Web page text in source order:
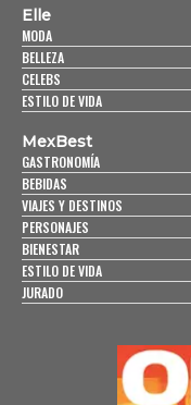
Elle
MODA
BELLEZA
CELEBS
ESTILO DE VIDA
MexBest
GASTRONOMÍA
BEBIDAS
VIAJES Y DESTINOS
PERSONAJES
BIENESTAR
ESTILO DE VIDA
JURADO